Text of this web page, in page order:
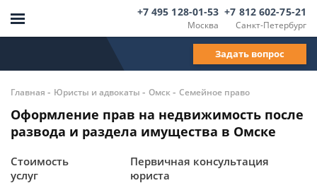
Москва
+7 495 128-01-53
Санкт-Петербург
+7 812 602-75-21
Задать вопрос
Главная - Юристы и адвокаты - Омск- Семейное право
Оформление прав на недвижимость после
развода и раздела имущества в Омске
Стоимость
услуг
Первичная консультация
юриста